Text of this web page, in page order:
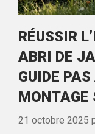
RÉUSSIR
ABRI DE
GUIDE
MONTAGE
21 octobre 2025